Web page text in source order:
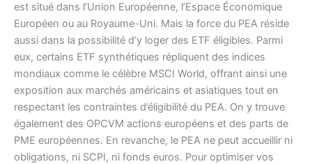
est situé dans l’Union Européenne, l’Espace Économique
Européen ou au Royaume-Uni. Mais la force du PEA réside
aussi dans la possibilité d’y loger des ETF éligibles. Parmi
eux, certains ETF synthétiques répliquent des indices
mondiaux comme le célèbre MSCI World, offrant ainsi une
exposition aux marchés américains et asiatiques tout en
respectant les contraintes d’éligibilité du PEA. On y trouve
également des OPCVM actions européens et des parts de
PME européennes. En revanche, le PEA ne peut accueillir ni
obligations, ni SCPI, ni fonds euros. Pour optimiser vos